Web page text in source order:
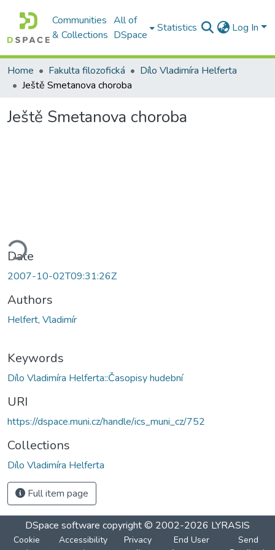
Communities
& Collections
All of
DSpace
Statistics Log In
Home Fakulta filozofická
Dílo Vladimíra Helferta
Ještě Smetanova choroba
Ještě Smetanova choroba
Date
2007-10-02T09:31:26Z
Authors
Helfert, Vladimír
Keywords
Dílo Vladimíra Helferta::Časopisy hudební
URI
https://dspace.muni.cz/handle/ics_muni_cz/752
Collections
Dílo Vladimíra Helferta
Full item page
DSpace software copyright © 2002-2026 LYRASIS
Cookie
Accessibility
Privacy
End User
Send